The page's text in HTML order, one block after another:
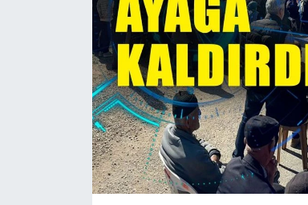
Resmi İlan
Sağlık & Yaşam
Siyaset